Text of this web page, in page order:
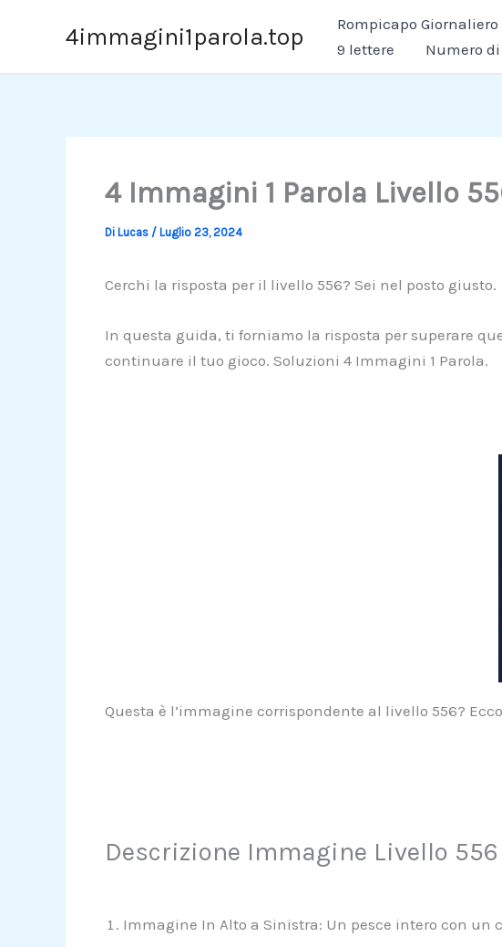
4immagini1parola.top Rompicapo Giornaliero
9 lettere
Numero
4 Immagini 1 Parola Livello
Di Lucas / Luglio 23, 2024
Cerchi la risposta per il livello 556? Sei nel posto giusto.
In questa guida, ti forniamo la risposta per superare
continuare il tuo gioco. Soluzioni 4 Immagini 1 Parola.
Questa è l’immagine corrispondente al livello 556?
Descrizione Immagine Livello 556
Immagine In Alto a Sinistra: Un pesce intero con un